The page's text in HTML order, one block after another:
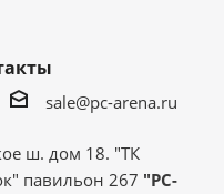
о
Китай,
Малайзия,
sale@pc-arena.ru
ш. дом 18. "ТК
павильон 267 "PC-